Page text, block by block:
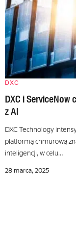
DXC
DXC i
z AI
DXC Technology
platformą chmurową
inteligencji, w celu…
28 marca, 2025